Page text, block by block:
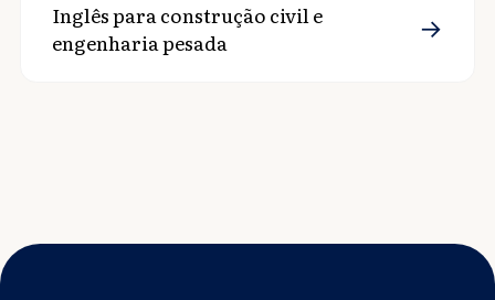
Inglês para construção civil e
engenharia pesada
→